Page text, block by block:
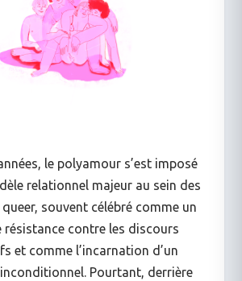
le polyamour s’est imposé
relationnel majeur au sein des
souvent célébré comme un
résistance contre les discours
et comme l’incarnation d’un
Pourtant, derrière